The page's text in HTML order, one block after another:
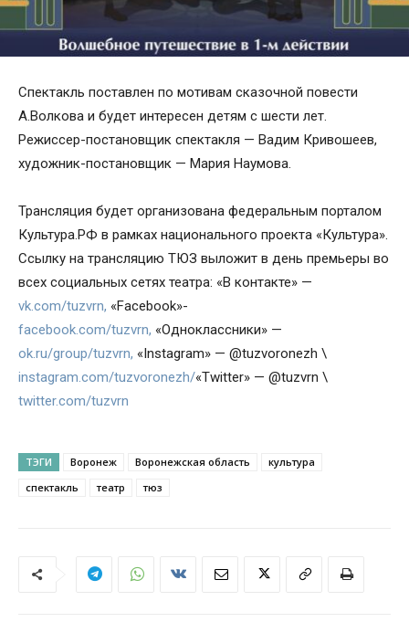
Спектакль поставлен по мотивам сказочной повести
А.Волкова и будет интересен детям с шести лет.
Режиссер-постановщик спектакля — Вадим Кривошеев,
художник-постановщик — Мария Наумова.
Трансляция будет организована федеральным порталом
Культура.РФ в рамках национального проекта «Культура».
Ссылку на трансляцию ТЮЗ выложит в день премьеры во
всех социальных сетях театра: «В контакте» —
vk.com/tuzvrn, «Faсebook»-
facebook.com/tuzvrn, «Одноклассники» —
ok.ru/group/tuzvrn, «Instagram» — @tuzvoronezh \
instagram.com/tuzvoronezh/«Twitter» — @tuzvrn \
twitter.com/tuzvrn
ТЭГИ Воронеж Воронежская область
культура
спектакль
театр тюз